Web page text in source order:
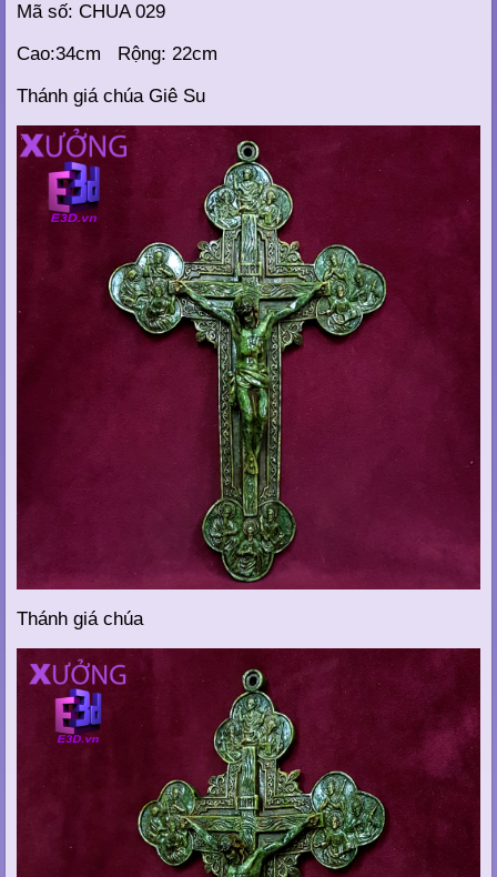
Mã số: CHUA 029
Cao:34cm Rộng: 22cm
Thánh giá chúa Giê Su
Thánh giá chúa